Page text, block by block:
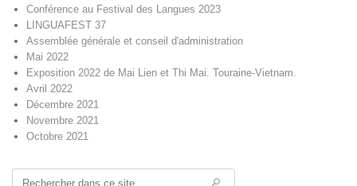
Conférence au Festival des Langues 2023
LINGUAFEST 37
Assemblée générale et conseil d'administration
Mai 2022
Exposition 2022 de Mai Lien et Thi Mai. Touraine-Vietnam.
Avril 2022
Décembre 2021
Novembre 2021
Octobre 2021
Rechercher